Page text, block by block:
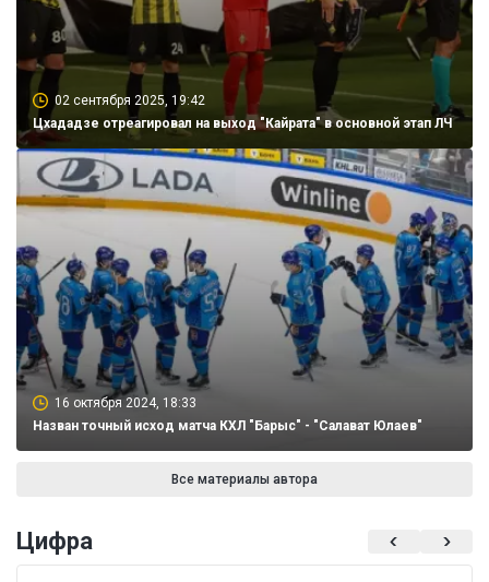
02 сентября 2025, 19:42
Цхададзе отреагировал на выход "Кайрата" в основной этап ЛЧ
16 октября 2024, 18:33
Назван точный исход матча КХЛ "Барыс" - "Салават Юлаев"
Все материалы автора
Цифра